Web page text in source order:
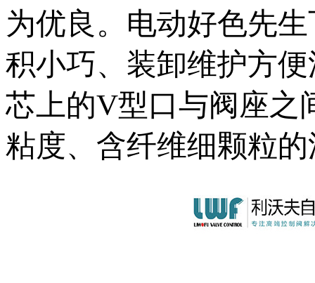
为优良。电动好色先
积小巧、装卸维护方便
芯上的V型口与阀座之
粘度、含纤维细颗粒的流